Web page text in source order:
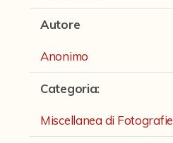
Disegni
Archivio Ferrari
Fondo Bettini
Autore
Anonimo
Categoria:
Miscellanea di Fotografie